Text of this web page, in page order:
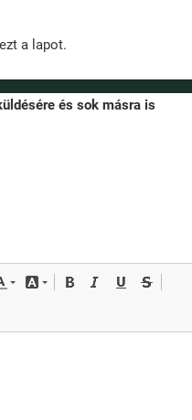
a lapot.
és sok másra is